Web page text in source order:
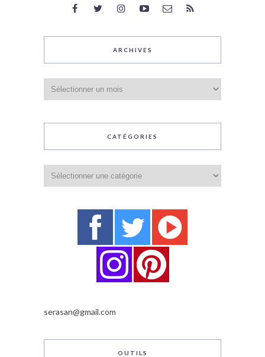
ARCHIVES
CATÉGORIES
serasan@gmail.com
OUTILS